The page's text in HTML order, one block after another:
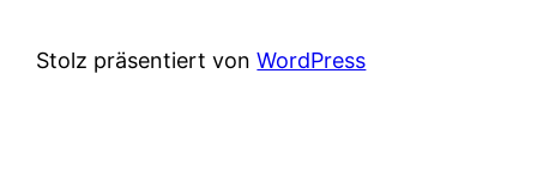
Stolz präsentiert vonWordPress